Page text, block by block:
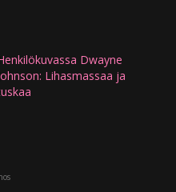
Dwayne
Lihasmassaa ja